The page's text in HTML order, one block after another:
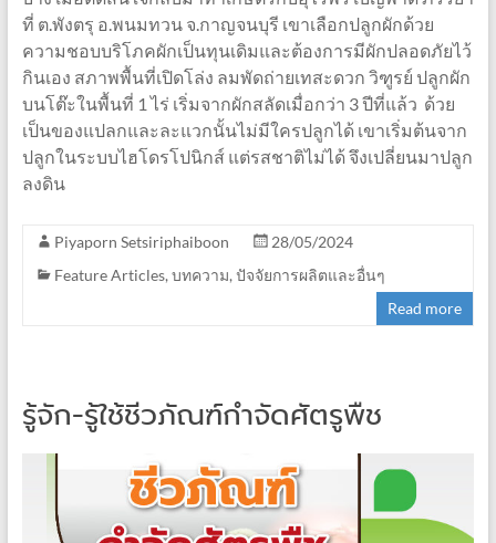
ที่ ต.พังตรุ อ.พนมทวน จ.กาญจนบุรี เขาเลือกปลูกผักด้วย
ความชอบบริโภคผักเป็นทุนเดิมและต้องการมีผักปลอดภัยไว้
กินเอง สภาพพื้นที่เปิดโล่ง ลมพัดถ่ายเทสะดวก วิฑูรย์ ปลูกผัก
บนโต๊ะในพื้นที่ 1 ไร่ เริ่มจากผักสลัดเมื่อกว่า 3 ปีที่แล้ว ด้วย
เป็นของแปลกและละแวกนั้นไม่มีใครปลูกได้ เขาเริ่มต้นจาก
ปลูกในระบบไฮโดรโปนิกส์ แต่รสชาติไม่ได้ จึงเปลี่ยนมาปลูก
ลงดิน
Piyaporn Setsiriphaiboon
28/05/2024
Feature Articles,บทความ,ปัจจัยการผลิตและอื่นๆ
Read more
รู้จัก-รู้ใช้ชีวภัณฑ์กำจัดศัตรูพืช